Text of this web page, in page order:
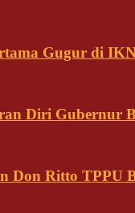
Gugur di
Diri Gubernur
Don Ritto TPPU